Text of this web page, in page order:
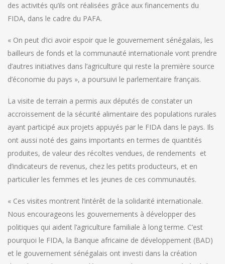
des activités qu’ils ont réalisées grâce aux financements du
FIDA, dans le cadre du PAFA.
« On peut d’ici avoir espoir que le gouvernement sénégalais, les
bailleurs de fonds et la communauté internationale vont prendre
d’autres initiatives dans l’agriculture qui reste la première source
d’économie du pays », a poursuivi le parlementaire français.
La visite de terrain a permis aux députés de constater un
accroissement de la sécurité alimentaire des populations rurales
ayant participé aux projets appuyés par le FIDA dans le pays. Ils
ont aussi noté des gains importants en termes de quantités
produites, de valeur des récoltes vendues, de rendements et
d’indicateurs de revenus, chez les petits producteurs, et en
particulier les femmes et les jeunes de ces communautés.
« Ces visites montrent l’intérêt de la solidarité internationale.
Nous encourageons les gouvernements à développer des
politiques qui aident l’agriculture familiale à long terme. C’est
pourquoi le FIDA, la Banque africaine de développement (BAD)
et le gouvernement sénégalais ont investi dans la création